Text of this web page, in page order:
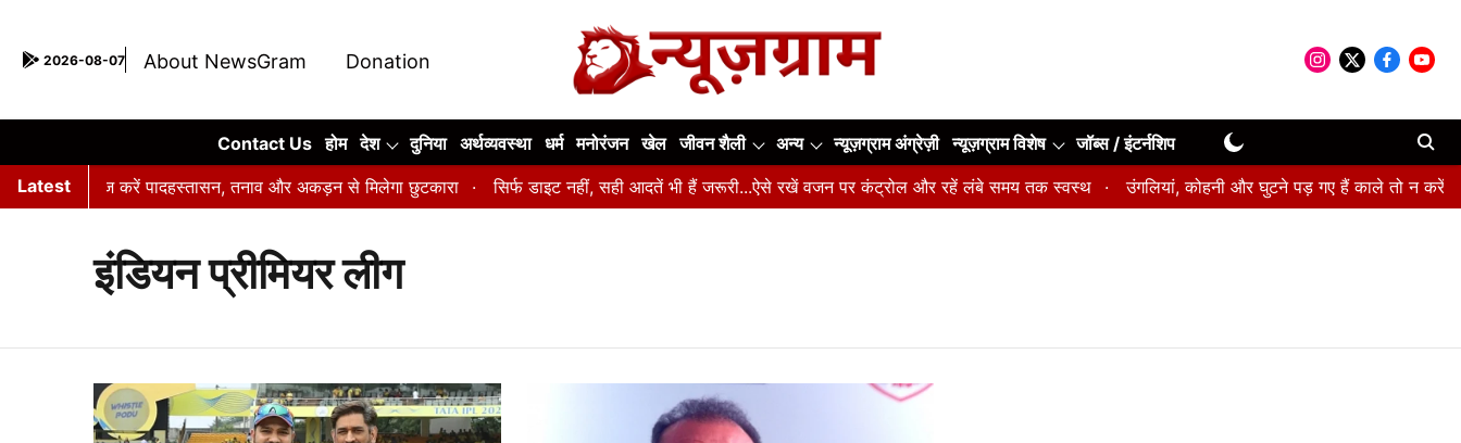
2026-08-07 About NewsGram
Donation
Contact Us होम देश दुनिया अर्थव्यवस्था धर्म मनोरंजन खेल जीवन शैली अन्य न्यूज़ग्राम अंग्रेज़ी न्यूज़ग्राम विशेष
जॉब्स / इंटर्नशिप
Latest
बैठते हैं? रोज करें पादहस्तासन, तनाव और अकड़न से मिलेगा छुटकारा सिर्फ डाइट नहीं, सही आदतें भी हैं जरूरी...ऐसे रखें वजन पर कंट्रोल और रहें लंबे समय तक स्वस्थ उंगलियां, कोहनी और घुटने पड़ गए हैं काले तो न करें
इंडियन प्रीमियर लीग